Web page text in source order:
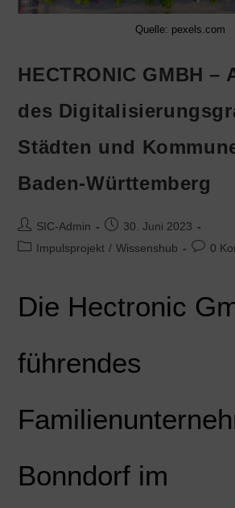
Quelle: pexels.com
HECTRONIC GMBH –
des
Städten und
Baden-Württemberg
SIC-Admin
30. Juni 2023
Impulsprojekt / Wissenshub 0
Die Hectronic
führendes
Bonndorf im